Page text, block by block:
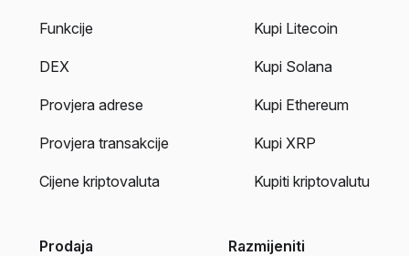
Funkcije
DEX
Provjera adrese
Provjera transakcije
Cijene kriptovaluta
Kupi Litecoin
Kupi Solana
Kupi Ethereum
Kupi XRP
Kupiti kriptovalutu
Prodaja Razmijeniti